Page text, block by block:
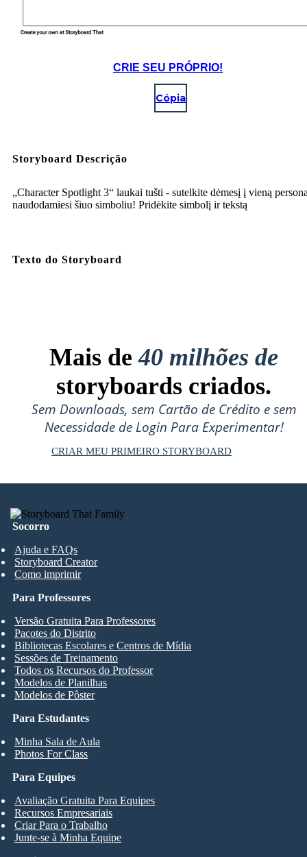
CRIE SEU PRÓPRIO!
Cópia
Storyboard Descrição
„Character Spotlight 3“ laukai tušti - sutelkite dėmesį į vieną
naudodamiesi šiuo simboliu! Pridėkite simbolį ir tekstą
Texto do Storyboard
Mais de40 milhões de
storyboards criados.
Sem Downloads, sem Cartão de Crédito e sem
Necessidade de Login Para Experimentar!
CRIAR MEU PRIMEIRO STORYBOARD
Socorro
Ajuda e FAQs
Storyboard Creator
Como imprimir
Para Estudantes
Minha Sala de Aula
Photos For Class
Para Professores
Versão Gratuita Para Professores
Pacotes do Distrito
Bibliotecas Escolares e Centros de Mídia
Sessões de Treinamento
Todos os Recursos do Professor
Modelos de Planilhas
Modelos de Pôster
Para Equipes
Avaliação Gratuita Para Equipes
Recursos Empresariais
Criar Para o Trabalho
Junte-se à Minha Equipe